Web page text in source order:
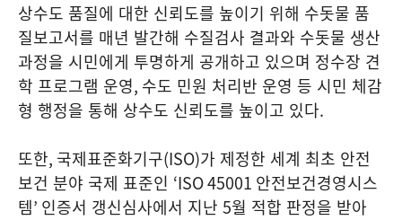
상수도 품질에 대한 신뢰도를 높이기 위해 수돗물 품
질보고서를 매년 발간해 수질검사 결과와 수돗물 생산
과정을 시민에게 투명하게 공개하고 있으며 정수장 견
학 프로그램 운영, 수도 민원 처리반 운영 등 시민 체감
형 행정을 통해 상수도 신뢰도를 높이고 있다.
또한, 국제표준화기구(ISO)가 제정한 세계 최초 안전
보건 분야 국제 표준인 ‘ISO 45001 안전보건경영시스
템’ 인증서 갱신심사에서 지난 5월 적합 판정을 받아